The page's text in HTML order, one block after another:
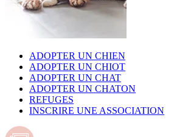
ADOPTER UN CHIEN
ADOPTER UN CHIOT
ADOPTER UN CHAT
ADOPTER UN CHATON
REFUGES
INSCRIRE UNE ASSOCIATION